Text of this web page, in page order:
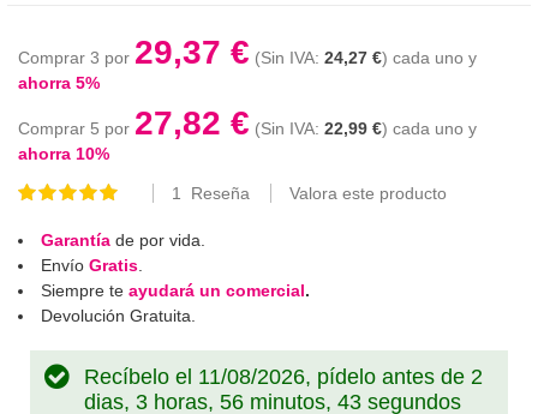
Comprar 3 por 29,37 € 24,27 € cada uno y
ahorra 5%
Comprar 5 por 27,82 € 22,99 € cada uno y
ahorra 10%
Valoración:
1 Reseña Valora este producto
Garantía de por vida.
Envío Gratis
Siempre te ayudará un comercial.
Devolución Gratuita.
Recíbelo el 11/08/2026, pídelo antes de 2
dias, 3 horas, 56 minutos, 42 segundos